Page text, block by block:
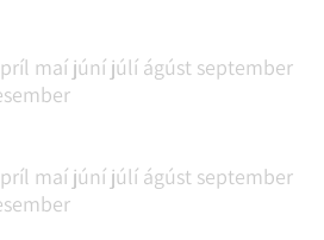
maí júní júlí ágúst september
maí júní júlí ágúst september